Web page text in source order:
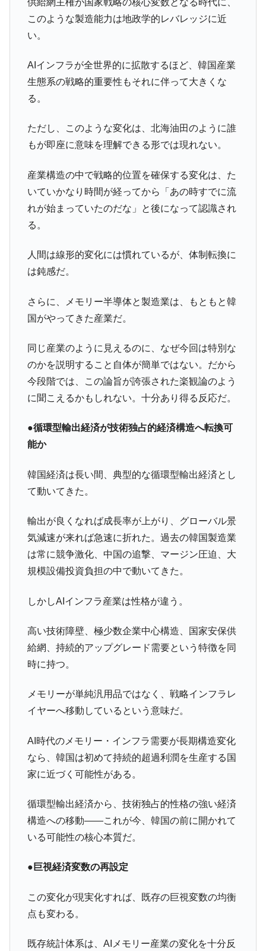
このような製造能力は地政学的レバレッジに近
い。
AIインフラが全世界的に拡散するほど、韓国産業
生態系の戦略的重要性もそれに伴って大きくな
る。
ただし、このような変化は、北海油田のように誰
もが即座に意味を理解できる形では現れない。
産業構造の中で戦略的位置を確保する変化は、た
いていかなり時間が経ってから「あの時すでに流
れが始まっていたのだな」と後になって認識され
る。
人間は線形的変化には慣れているが、体制転換に
は鈍感だ。
さらに、メモリー半導体と製造業は、もともと韓
国がやってきた産業だ。
同じ産業のように見えるのに、なぜ今回は特別な
のかを説明すること自体が簡単ではない。だから
今段階では、この論旨が誇張された楽観論のよう
に聞こえるかもしれない。十分あり得る反応だ。
●循環型輸出経済が技術独占的経済構造へ転換可
能か
韓国経済は長い間、典型的な循環型輸出経済とし
て動いてきた。
輸出が良くなれば成長率が上がり、グローバル景
気減速が来れば急速に折れた。過去の韓国製造業
は常に競争激化、中国の追撃、マージン圧迫、大
規模設備投資負担の中で動いてきた。
しかしAIインフラ産業は性格が違う。
高い技術障壁、極少数企業中心構造、国家安保供
給網、持続的アップグレード需要という特徴を同
時に持つ。
メモリーが単純汎用品ではなく、戦略インフラレ
イヤーへ移動しているという意味だ。
AI時代のメモリー・インフラ需要が長期構造変化
なら、韓国は初めて持続的超過利潤を生産する国
家に近づく可能性がある。
循環型輸出経済から、技術独占的性格の強い経済
構造への移動――これが今、韓国の前に開かれて
いる可能性の核心本質だ。
●巨視経済変数の再設定
この変化が現実化すれば、既存の巨視変数の均衡
点も変わる。
既存統計体系は、AIメモリー産業の変化を十分反